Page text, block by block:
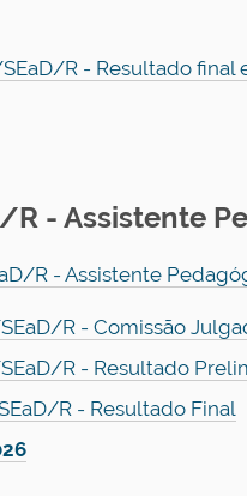
R - Resultado final
- Assistente
R - Assistente
R - Comissão
R - Resultado
R - Resultado Final